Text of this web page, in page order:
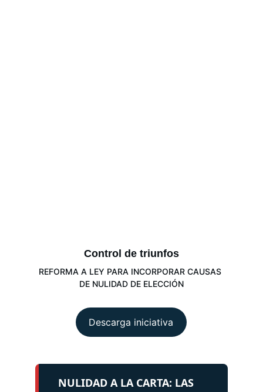
Control de triunfos
REFORMA A LEY PARA INCORPORAR CAUSAS
DE NULIDAD DE ELECCIÓN
Descarga iniciativa